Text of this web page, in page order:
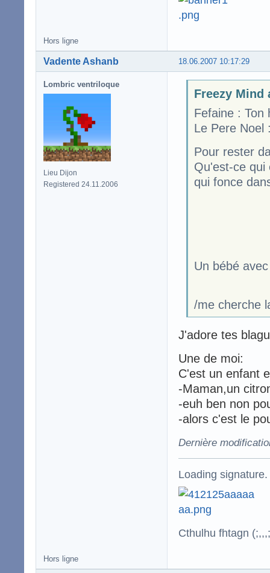
Hors ligne
18.06.2007 10:17:29
Vadente Ashanb
Lombric ventriloque
Lieu Dijon
Registered 24.11.2006
Freezy Mind
Fefaine : Ton
Le Pere Noel
Pour rester
Qu'est-ce qui
qui fonce
Un bébé
/me cherche
J'adore tes
Une de moi:
C'est un enfant
-Maman,un
-euh ben non
-alors c'est le
Dernière
Loading signature.
Cthulhu fhtagn
Hors ligne